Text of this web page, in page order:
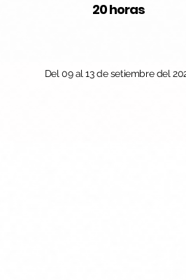
20 horas
Del 09 al 13 de setiembre del